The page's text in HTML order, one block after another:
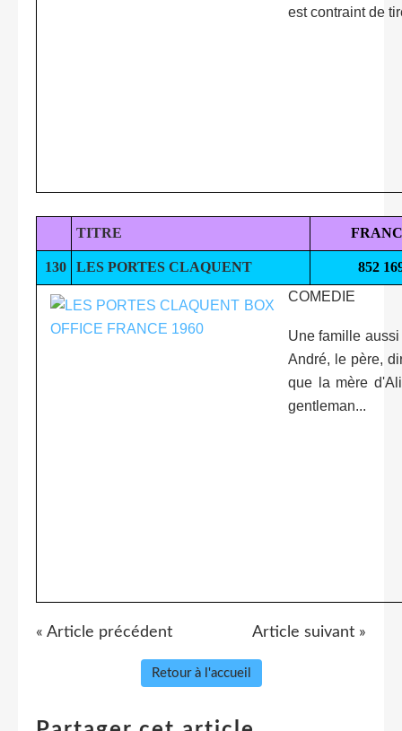
est contraint de
TITRE
130 LES PORTES CLAQUENT
852
COMEDIE
Une famille
André, le père,
que la mère
gentleman...
« Article précédent Article suivant »
Retour à l'accueil